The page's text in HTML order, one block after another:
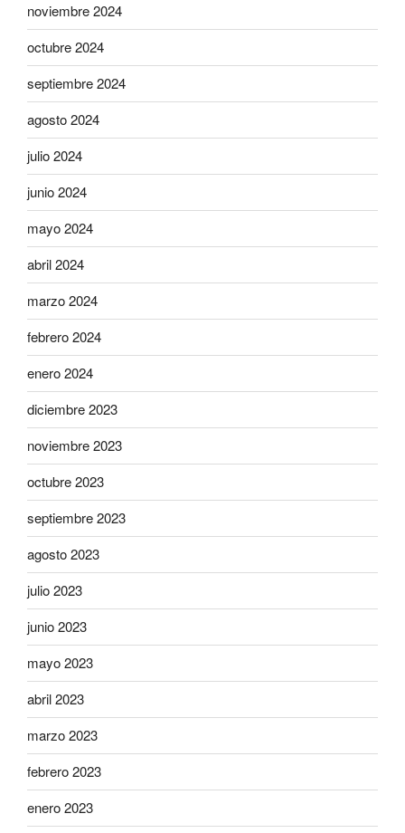
noviembre 2024
octubre 2024
septiembre 2024
agosto 2024
julio 2024
junio 2024
mayo 2024
abril 2024
marzo 2024
febrero 2024
enero 2024
diciembre 2023
noviembre 2023
octubre 2023
septiembre 2023
agosto 2023
julio 2023
junio 2023
mayo 2023
abril 2023
marzo 2023
febrero 2023
enero 2023